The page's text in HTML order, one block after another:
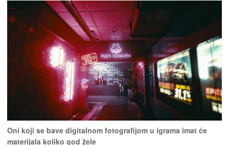
Oni koji se bave digitalnom fotografijom u igrama imat će
materijala koliko god žele